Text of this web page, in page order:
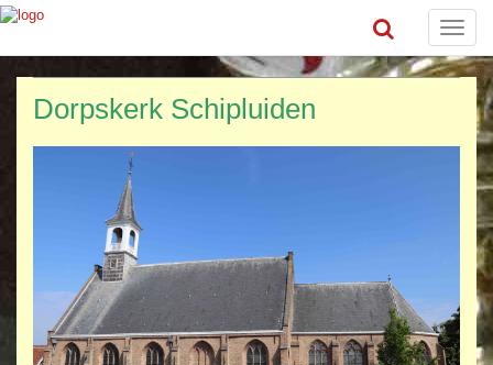
Toggle
Dorpskerk Schipluiden